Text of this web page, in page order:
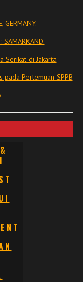
GERMANY.
Serikat di Jakarta
pada Pertemuan SPPB